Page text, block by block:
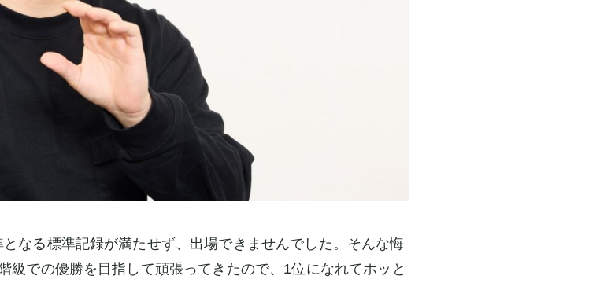
なる標準記録が満たせず、出場できませんでした。そんな悔
級での優勝を目指して頑張ってきたので、1位になれてホッと